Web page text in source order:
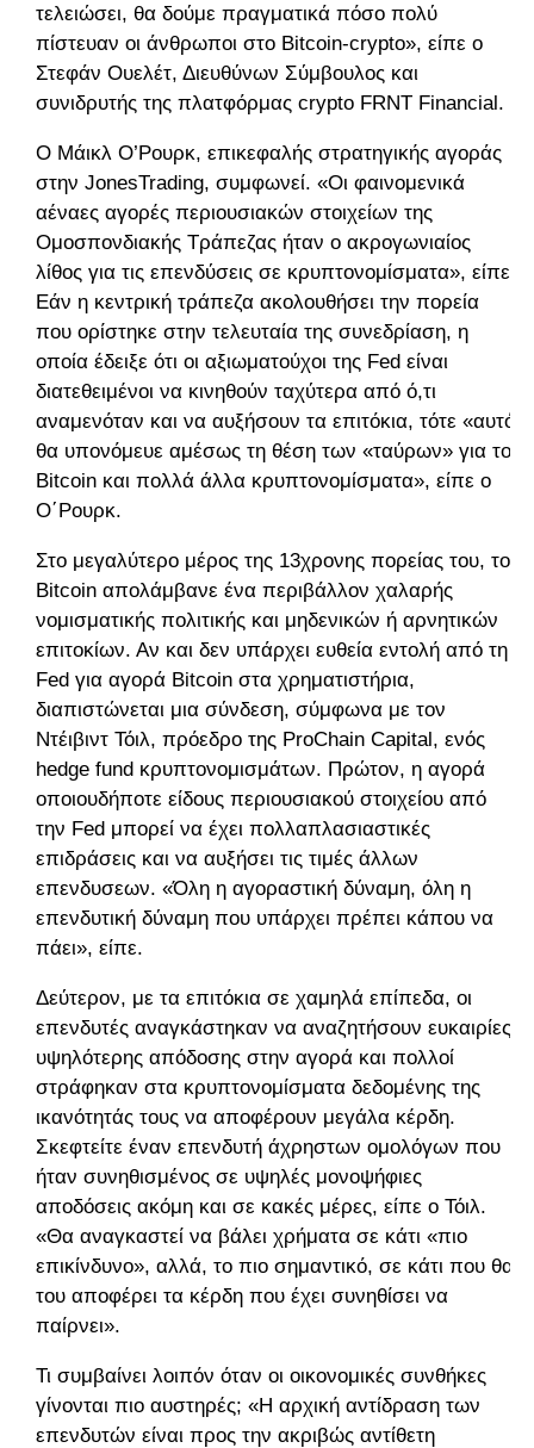
τελειώσει, θα δούμε πραγματικά πόσο πολύ
πίστευαν οι άνθρωποι στο Bitcoin-crypto», είπε ο
Στεφάν Ουελέτ, Διευθύνων Σύμβουλος και
συνιδρυτής της πλατφόρμας crypto FRNT Financial.
Ο Μάικλ O’Ρουρκ, επικεφαλής στρατηγικής αγοράς
στην JonesTrading, συμφωνεί. «Οι φαινομενικά
αέναες αγορές περιουσιακών στοιχείων της
Ομοσπονδιακής Τράπεζας ήταν ο ακρογωνιαίος
λίθος για τις επενδύσεις σε κρυπτονομίσματα», είπε.
Εάν η κεντρική τράπεζα ακολουθήσει την πορεία
που ορίστηκε στην τελευταία της συνεδρίαση, η
οποία έδειξε ότι οι αξιωματούχοι της Fed είναι
διατεθειμένοι να κινηθούν ταχύτερα από ό,τι
αναμενόταν και να αυξήσουν τα επιτόκια, τότε «αυτό
θα υπονόμευε αμέσως τη θέση των «ταύρων» για το
Bitcoin και πολλά άλλα κρυπτονομίσματα», είπε ο
Ο΄Ρουρκ.
Στο μεγαλύτερο μέρος της 13χρονης πορείας του, το
Bitcoin απολάμβανε ένα περιβάλλον χαλαρής
νομισματικής πολιτικής και μηδενικών ή αρνητικών
επιτοκίων. Αν και δεν υπάρχει ευθεία εντολή από τη
Fed για αγορά Bitcoin στα χρηματιστήρια,
διαπιστώνεται μια σύνδεση, σύμφωνα με τον
Ντέιβιντ Τόιλ, πρόεδρο της ProChain Capital, ενός
hedge fund κρυπτονομισμάτων. Πρώτον, η αγορά
οποιουδήποτε είδους περιουσιακού στοιχείου από
την Fed μπορεί να έχει πολλαπλασιαστικές
επιδράσεις και να αυξήσει τις τιμές άλλων
επενδυσεων. «Όλη η αγοραστική δύναμη, όλη η
επενδυτική δύναμη που υπάρχει πρέπει κάπου να
πάει», είπε.
Δεύτερον, με τα επιτόκια σε χαμηλά επίπεδα, οι
επενδυτές αναγκάστηκαν να αναζητήσουν ευκαιρίες
υψηλότερης απόδοσης στην αγορά και πολλοί
στράφηκαν στα κρυπτονομίσματα δεδομένης της
ικανότητάς τους να αποφέρουν μεγάλα κέρδη.
Σκεφτείτε έναν επενδυτή άχρηστων ομολόγων που
ήταν συνηθισμένος σε υψηλές μονοψήφιες
αποδόσεις ακόμη και σε κακές μέρες, είπε ο Τόιλ.
«Θα αναγκαστεί να βάλει χρήματα σε κάτι «πιο
επικίνδυνο», αλλά, το πιο σημαντικό, σε κάτι που θα
του αποφέρει τα κέρδη που έχει συνηθίσει να
παίρνει».
Τι συμβαίνει λοιπόν όταν οι οικονομικές συνθήκες
γίνονται πιο αυστηρές; «Η αρχική αντίδραση των
επενδυτών είναι προς την ακριβώς αντίθετη